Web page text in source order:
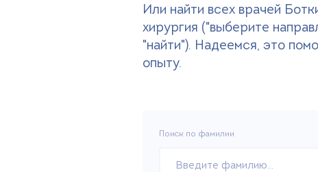
Или найти всех врачей
хирургия ("выберите
"найти"). Надеемся, это
опыту.
Поиск по фамилии